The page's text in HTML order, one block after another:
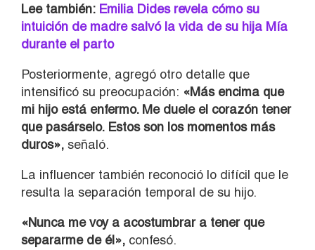
Lee también:Emilia Dides revela cómo su
intuición de madre salvó la vida de su hija Mía
durante el parto
Posteriormente, agregó otro detalle que
intensificó su preocupación: «Más encima que
mi hijo está enfermo. Me duele el corazón tener
que pasárselo. Estos son los momentos más
duros», señaló.
La influencer también reconoció lo difícil que le
resulta la separación temporal de su hijo.
«Nunca me voy a acostumbrar a tener que
separarme de él», confesó.